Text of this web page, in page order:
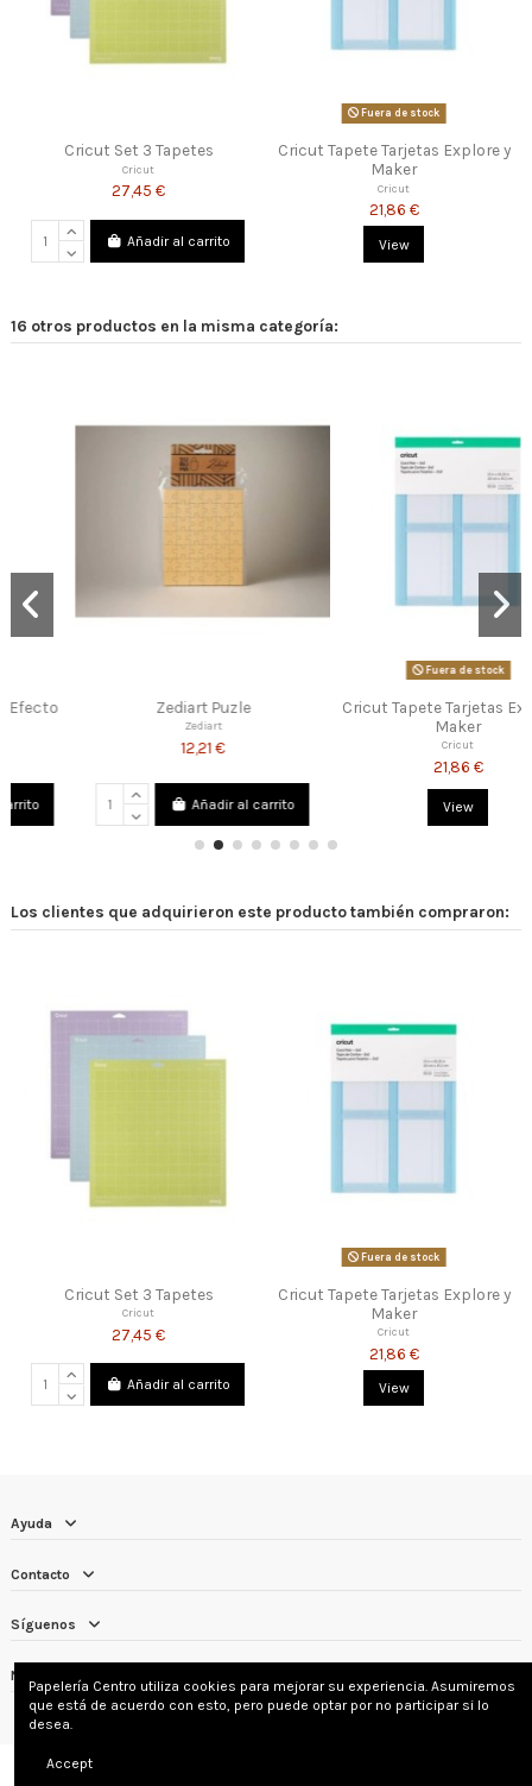
Cricut Set 3 Tapetes
Cricut
27,45 €
Añadir al carrito
Fuera de stock
Cricut Tapete Tarjetas Explore y
Maker
Cricut
21,86 €
View
16 otros productos en la misma categoría:
Zediart Puzle
Añadir al carrito
Fuera de stock
Cricut Tapete Tarjetas Explore y
Los clientes que adquirieron este producto también compraron:
Cricut Set 3 Tapetes
Cricut
27,45 €
Añadir al carrito
Fuera de stock
Cricut Tapete Tarjetas Explore y
Maker
Cricut
21,86 €
View
Ayuda
Contacto
Síguenos
Newsletter
Papelería Centro utiliza cookies para mejorar su experiencia. Asumiremos
que está de acuerdo con esto, pero puede optar por no participar si lo
desea.
Accept